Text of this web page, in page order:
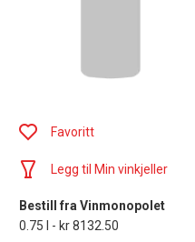
Favoritt
Legg til Min vinkjeller
Bestill fra Vinmonopolet
0.75 l - kr 8132.50